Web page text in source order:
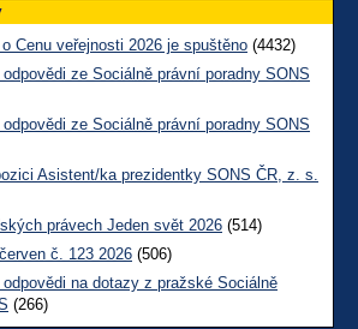
Cenu veřejnosti 2026 je spuštěno (4432)
ze Sociálně právní poradny SONS
ze Sociálně právní poradny SONS
Asistent/ka prezidentky SONS ČR, z. s.
právech Jeden svět 2026 (514)
č. 123 2026 (506)
na dotazy z pražské Sociálně
(266)